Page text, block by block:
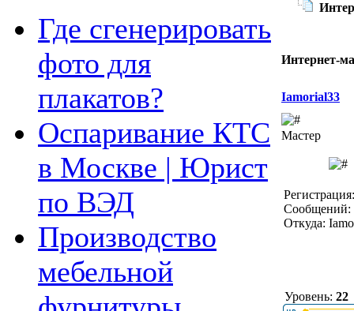
Где сгенерировать
фото для
плакатов?
Оспаривание КТС
в Москве | Юрист
по ВЭД
Производство
мебельной
Интернет-
Iamorial33
Мастер
Сообщений:
Откуда:
Уровень: 22